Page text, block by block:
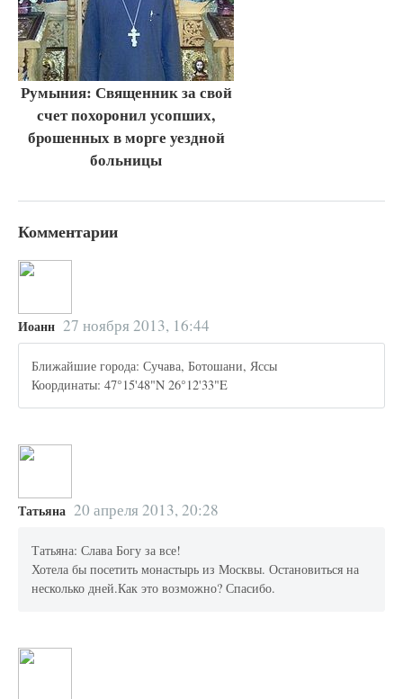
Румыния: Священник за свой
счет похоронил усопших,
брошенных в морге уездной
больницы
Комментарии
Иоанн 27 ноября 2013, 16:44
Ближайшие города: Сучава, Ботошани, Яссы
Координаты: 47°15'48"N 26°12'33"E
Татьяна 20 апреля 2013, 20:28
Татьяна: Слава Богу за все!
Хотела бы посетить монастырь из Москвы. Остановиться на
несколько дней.Как это возможно? Спасибо.